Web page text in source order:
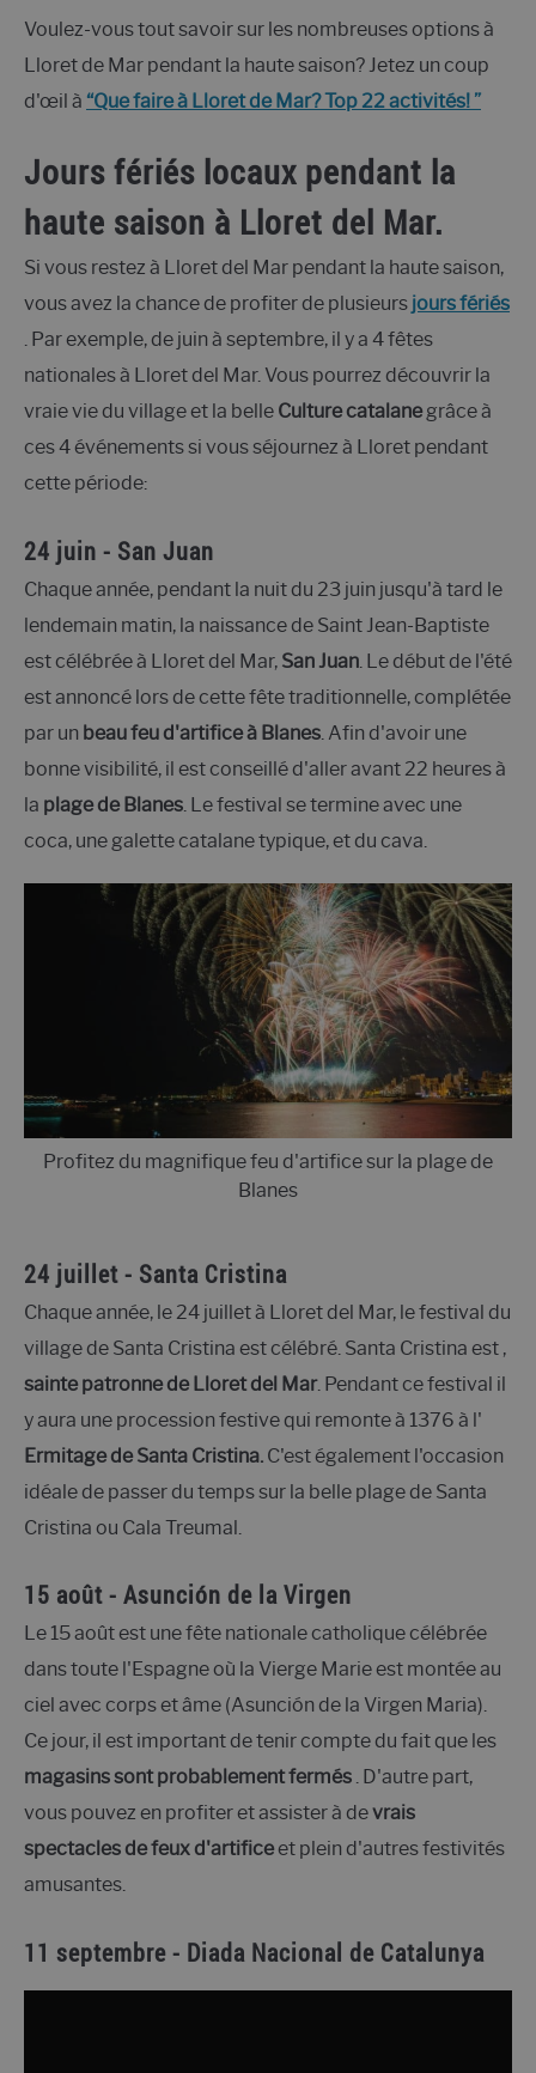
Voulez-vous tout savoir sur les nombreuses options à
Lloret de Mar pendant la haute saison? Jetez un coup
d'œil à “Que faire à Lloret de Mar? Top 22 activités! ”
Jours fériés locaux pendant la
haute saison à Lloret del Mar.
Si vous restez à Lloret del Mar pendant la haute saison,
vous avez la chance de profiter de plusieurs jours fériés
. Par exemple, de juin à septembre, il y a 4 fêtes
nationales à Lloret del Mar. Vous pourrez découvrir la
vraie vie du village et la belle Culture catalane grâce à
ces 4 événements si vous séjournez à Lloret pendant
cette période:
24 juin - San Juan
Chaque année, pendant la nuit du 23 juin jusqu'à tard le
lendemain matin, la naissance de Saint Jean-Baptiste
est célébrée à Lloret del Mar, San Juan. Le début de l'été
est annoncé lors de cette fête traditionnelle, complétée
par un beau feu d'artifice à Blanes. Afin d'avoir une
bonne visibilité, il est conseillé d'aller avant 22 heures à
la plage de Blanes. Le festival se termine avec une
coca, une galette catalane typique, et du cava.
Profitez du magnifique feu d'artifice sur la plage de
Blanes
24 juillet - Santa Cristina
Chaque année, le 24 juillet à Lloret del Mar, le festival du
village de Santa Cristina est célébré. Santa Cristina est ,
sainte patronne de Lloret del Mar. Pendant ce festival il
y aura une procession festive qui remonte à 1376 à l'
Ermitage de Santa Cristina. C'est également l'occasion
idéale de passer du temps sur la belle plage de Santa
Cristina ou Cala Treumal.
15 août - Asunción de la Virgen
Le 15 août est une fête nationale catholique célébrée
dans toute l'Espagne où la Vierge Marie est montée au
ciel avec corps et âme (Asunción de la Virgen Maria).
Ce jour, il est important de tenir compte du fait que les
magasins sont probablement fermés . D'autre part,
vous pouvez en profiter et assister à devrais
spectacles de feux d'artificeet plein d'autres festivités
amusantes.
11 septembre - Diada Nacional de Catalunya